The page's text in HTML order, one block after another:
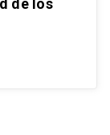
de los